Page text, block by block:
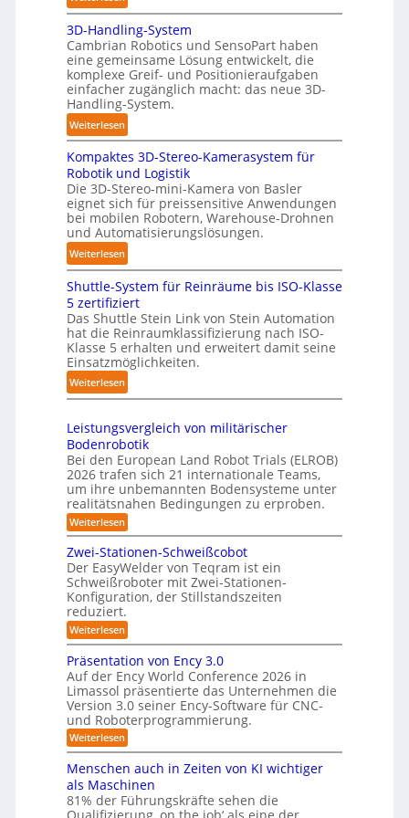
y
m
e
r
l
a
g
e
r
f
ü
r
T
a
u
c
h
r
o
b
o
t
r
A
u
t
o
m
a
t
i
s
i
e
r
u
n
g
s
t
r
e
f
f
2
0
6
3D-Handling-System
Cambrian Robotics und SensoPart haben
eine gemeinsame Lösung entwickelt, die
komplexe Greif- und Positionieraufgaben
einfacher zugänglich macht: das neue 3D-
Handling-System.
Weiterlesen:
3
D
-
H
a
n
d
l
n
g
-
S
y
s
t
m
Kompaktes 3D-Stereo-Kamerasystem für
Robotik und Logistik
Die 3D-Stereo-mini-Kamera von Basler
eignet sich für preissensitive Anwendungen
bei mobilen Robotern, Warehouse-Drohnen
und Automatisierungslösungen.
Weiterlesen:
K
o
m
p
a
k
t
e
3
D
-
S
t
e
r
e
o
-
K
a
m
r
a
s
y
s
t
e
m
Shuttle-System für Reinräume bis ISO-Klasse
5 zertifiziert
Das Shuttle Stein Link von Stein Automation
hat die Reinraumklassifizierung nach ISO-
Klasse 5 erhalten und erweitert damit seine
Einsatzmöglichkeiten.
Weiterlesen:
S
u
t
t
l
e
-
S
y
s
t
m
f
ü
r
R
e
i
n
r
ä
u
m
Leistungsvergleich von militärischer
Bodenrobotik
Bei den European Land Robot Trials (ELROB)
2026 trafen sich 21 internationale Teams,
um ihre unbemannten Bodensysteme unter
realitätsnahen Bedingungen zu erproben.
Weiterlesen:
L
e
i
s
t
u
g
s
v
e
r
g
l
e
i
c
h
v
o
n
m
i
Zwei-Stationen-Schweißcobot
Der EasyWelder von Teqram ist ein
Schweißroboter mit Zwei-Stationen-
Konfiguration, der Stillstandszeiten
reduziert.
Weiterlesen:
Z
w
e
i
-
S
t
a
t
i
o
n
e
n
Präsentation von Ency 3.0
Auf der Ency World Conference 2026 in
Limassol präsentierte das Unternehmen die
Version 3.0 seiner Ency-Software für CNC-
und Roboterprogrammierung.
Weiterlesen:
P
ä
s
e
n
Menschen auch in Zeiten von KI wichtiger
als Maschinen
81% der Führungskräfte sehen die